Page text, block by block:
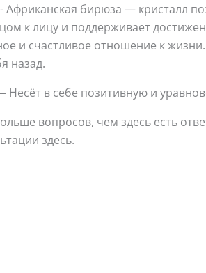
бирюза — кристалл
к лицу и поддерживает
и счастливое отношение к
назад.
в себе позитивную и
вопросов, чем здесь есть
здесь.